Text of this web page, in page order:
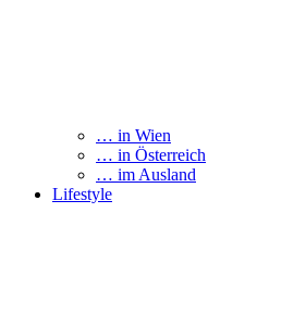
… in Wien
… in Österreich
… im Ausland
Lifestyle